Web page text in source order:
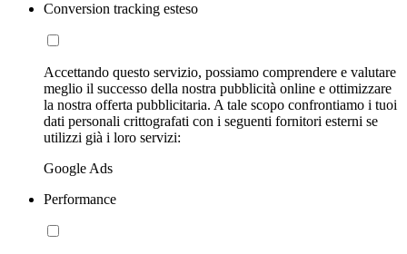
Conversion tracking esteso
Accettando questo servizio, possiamo comprendere e valutare
meglio il successo della nostra pubblicità online e ottimizzare
la nostra offerta pubblicitaria. A tale scopo confrontiamo i tuoi
dati personali crittografati con i seguenti fornitori esterni se
utilizzi già i loro servizi:
Google Ads
Performance